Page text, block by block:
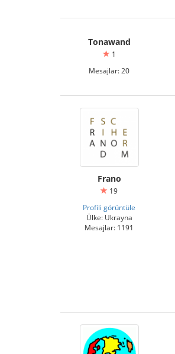
Tonawand
1
Mesajlar: 20
Frano
19
Profili görüntüle
Ülke: Ukrayna
Mesajlar: 1191